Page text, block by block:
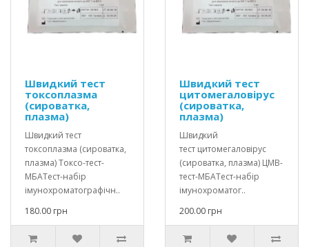
Швидкий тест
токсоплазма
(сироватка,
плазма)
Швидкий тест
токсоплазма (сироватка,
плазма) Токсо-тест-
МБАТест-набір
імунохроматографічн..
180.00 грн
Швидкий тест
цитомегаловірус
(сироватка,
плазма)
Швидкий
тест цитомегаловірус
(сироватка, плазма) ЦМВ-
тест-МБАТест-набір
імунохроматог..
200.00 грн